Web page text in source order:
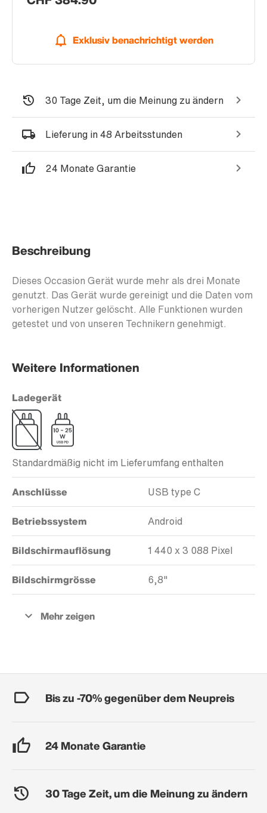
Exklusiv benachrichtigt werden
30 Tage Zeit, um die Meinung zu ändern
Lieferung in 48 Arbeitsstunden
24 Monate Garantie
Beschreibung
Dieses Occasion Gerät wurde mehr als drei Monate
genutzt. Das Gerät wurde gereinigt und die Daten vom
vorherigen Nutzer gelöscht. Alle Funktionen wurden
getestet und von unseren Technikern genehmigt.
Weitere Informationen
Ladegerät
Standardmäßig nicht im Lieferumfang enthalten
Anschlüsse USB type C
Betriebssystem Android
Bildschirmauflösung 1 440 x 3 088 Pixel
Bildschirmgrösse 6,8"
Bis zu -70% gegenüber dem Neupreis
24 Monate Garantie
30 Tage Zeit, um die Meinung zu ändern